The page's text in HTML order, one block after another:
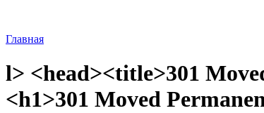
Главная
l> <head><title>301
<h1>301 Moved